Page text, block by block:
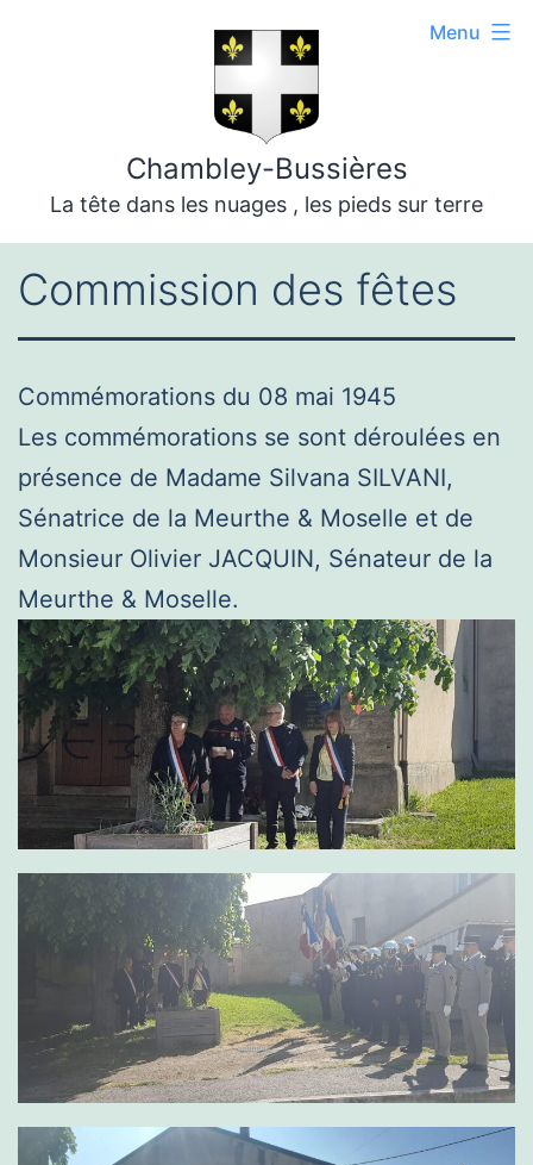
Chambley-Bussières
La tête dans les nuages , les pieds sur terre
Menu
Commission des fêtes
Commémorations du 08 mai 1945
Les commémorations se sont déroulées en
présence de Madame Silvana SILVANI,
Sénatrice de la Meurthe & Moselle et de
Monsieur Olivier JACQUIN, Sénateur de la
Meurthe & Moselle.